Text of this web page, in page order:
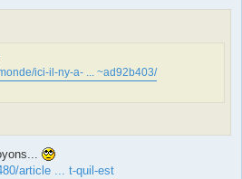
ici-il-ny-a- ... ~ad92b403/
article ... t-quil-est